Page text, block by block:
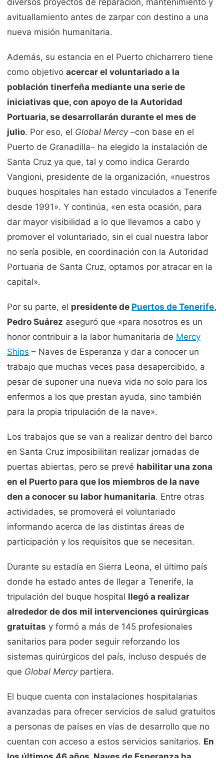
diversos proyectos de reparación, mantenimiento y
avituallamiento antes de zarpar con destino a una
nueva misión humanitaria.
Además, su estancia en el Puerto chicharrero tiene
como objetivo acercar el voluntariado a la
población tinerfeña mediante una serie de
iniciativas que, con apoyo de la Autoridad
Portuaria, se desarrollarán durante el mes de
julio. Por eso, el Global Mercy–con base en el
Puerto de Granadilla– ha elegido la instalación de
Santa Cruz ya que, tal y como indica Gerardo
Vangioni, presidente de la organización, «nuestros
buques hospitales han estado vinculados a Tenerife
desde 1991». Y continúa, «en esta ocasión, para
dar mayor visibilidad a lo que llevamos a cabo y
promover el voluntariado, sin el cual nuestra labor
no sería posible, en coordinación con la Autoridad
Portuaria de Santa Cruz, optamos por atracar en la
capital».
Por su parte, el presidente de Puertos de Tenerife,
Pedro Suárez aseguró que «para nosotros es un
honor contribuir a la labor humanitaria de Mercy
Ships – Naves de Esperanza y dar a conocer un
trabajo que muchas veces pasa desapercibido, a
pesar de suponer una nueva vida no solo para los
enfermos a los que prestan ayuda, sino también
para la propia tripulación de la nave».
Los trabajos que se van a realizar dentro del barco
en Santa Cruz imposibilitan realizar jornadas de
puertas abiertas, pero se prevé habilitar una zona
en el Puerto para que los miembros de la nave
den a conocer su labor humanitaria. Entre otras
actividades, se promoverá el voluntariado
informando acerca de las distintas áreas de
participación y los requisitos que se necesitan.
Durante su estadía en Sierra Leona, el último país
donde ha estado antes de llegar a Tenerife, la
tripulación del buque hospital llegó a realizar
alrededor de dos mil intervenciones quirúrgicas
gratuitas y formó a más de 145 profesionales
sanitarios para poder seguir reforzando los
sistemas quirúrgicos del país, incluso después de
que Global Mercypartiera.
El buque cuenta con instalaciones hospitalarias
avanzadas para ofrecer servicios de salud gratuitos
a personas de países en vías de desarrollo que no
cuentan con acceso a estos servicios sanitarios. En